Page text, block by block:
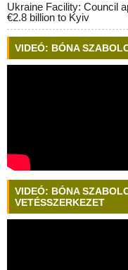
Ukraine Facility: Council
€2.8 billion to Kyiv
VIDEÓ: BÓNA
VIDEÓ: BÓNA
VETÉSSZERKEZET